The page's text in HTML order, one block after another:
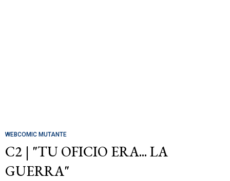
WEBCOMIC MUTANTE
C2 | "TU OFICIO ERA... LA
GUERRA"